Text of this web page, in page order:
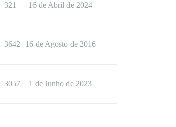
321 16 de Abril de 2024
3642 16 de Agosto de 2016
3057 1 de Junho de 2023